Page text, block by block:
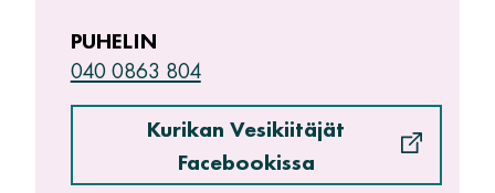
PUHELIN
040 0863 804
Kurikan Vesikiitäjät
Facebookissa